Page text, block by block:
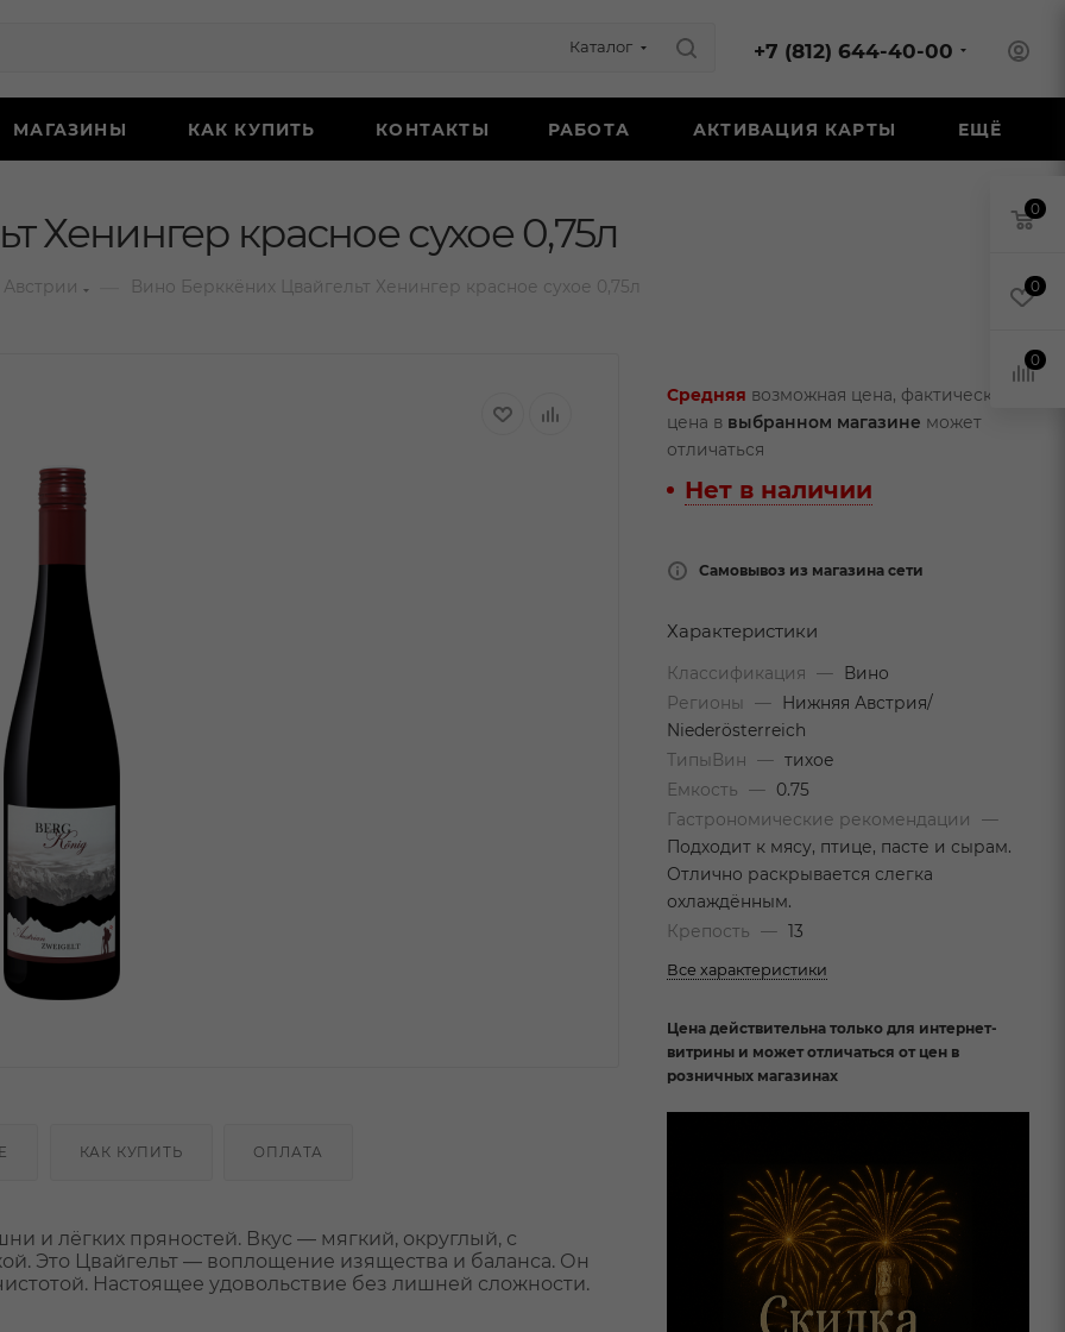
Каталог +7 (812) 644-40-00
МАГАЗИНЫ КАК КУПИТЬ КОНТАКТЫ РАБОТА АКТИВАЦИЯ КАРТЫ ЕЩЁ
Хенингер красное сухое 0,75л
Вино Берккёних Цвайгельт Хенингер красное сухое 0,75л
КАК КУПИТЬ ОПЛАТА
и лёгких пряностей. Вкус — мягкий, округлый, с
Это Цвайгельт — воплощение изящества и баланса. Он
Настоящее удовольствие без лишней сложности.
Средняя возможная цена, фактическая
цена в выбранном магазине может
отличаться
Нет в наличии
Самовывоз из магазина сети
Характеристики
Классификация —
Вино
Регионы
—
Нижняя Австрия/
Niederösterreich
ТипыВин
— тихое
Емкость
—
0.75
Гастрономические рекомендации
—
Подходит к мясу, птице, пасте и сырам.
Отлично раскрывается слегка
охлаждённым.
Крепость
— 13
Все характеристики
Цена действительна только для интернет-
витрины и может отличаться от цен в
розничных магазинах
0
0
0